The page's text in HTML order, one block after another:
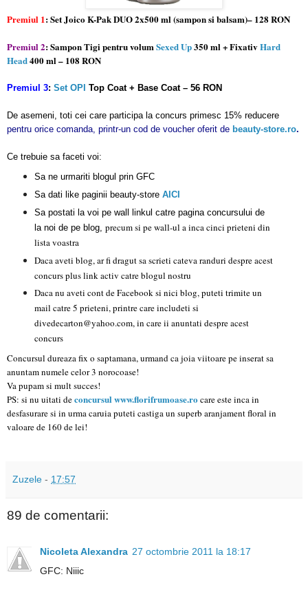
Premiul 1: Set Joico K-Pak DUO 2x500 ml (sampon si balsam)– 128 RON
Premiul 2: Sampon Tigi pentru volum Sexed Up350 ml + FixativHard
Head400 ml – 108 RON
Premiul 3: Set OPI Top Coat + Base Coat – 56 RON
De asemeni, toti cei care participa la concurs primesc 15% reducere
pentru orice comanda, printr-un cod de voucher oferit de beauty-store.ro.
Ce trebuie sa faceti voi:
Sa ne urmariti blogul prin GFC
Sa dati like paginii beauty-store AICI
Sa postati la voi pe wall linkul catre pagina concursului de
la noi de pe blog, precum si pe wall-ul a inca cinci prieteni din
lista voastra
Daca aveti blog, ar fi dragut sa scrieti cateva randuri despre acest
concurs plus link activ catre blogul nostru
Daca nu aveti cont de Facebook si nici blog, puteti trimite un
mail catre 5 prieteni, printre care includeti si
divedecarton@yahoo.com, in care ii anuntati despre acest
concurs
Concursul dureaza fix o saptamana, urmand ca joia viitoare pe inserat sa
anuntam numele celor 3 norocoase!
Va pupam si mult succes!
PS: si nu uitati deconcursul www.florifrumoase.ro care este inca in
desfasurare si in urma caruia puteti castiga un superb aranjament floral in
valoare de 160 de lei!
Zuzele - 17:57
89 de comentarii:
Nicoleta Alexandra 27 octombrie 2011 la 18:17
GFC: Niiic